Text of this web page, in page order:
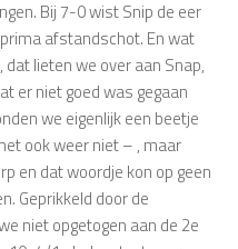
Bij 7-0 wist Snip de eer
afstandschot. En wat
lieten we over aan Snap,
er niet goed was gegaan
we eigenlijk een beetje
ook weer niet – , maar
en dat woordje kon op geen
Geprikkeld door de
niet opgetogen aan de 2e